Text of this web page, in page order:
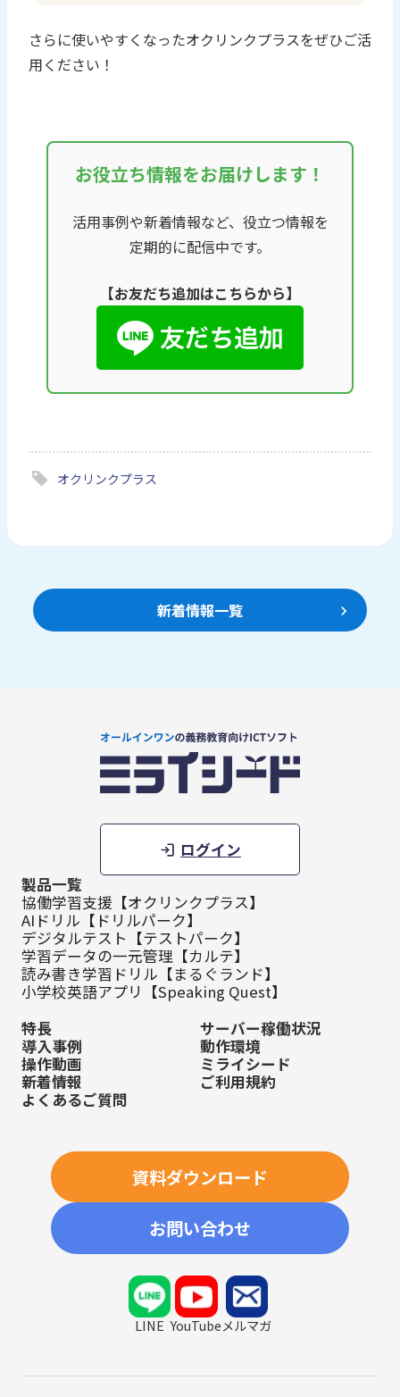
さらに使いやすくなったオクリンクプラスをぜひご活
用ください！
お役立ち情報をお届けします！
活用事例や新着情報など、役立つ情報を
定期的に配信中です。
【お友だち追加はこちらから】
オクリンクプラス
新着情報一覧
ログイン
製品一覧
協働学習支援【オクリンクプラス】
AIドリル【ドリルパーク】
デジタルテスト【テストパーク】
学習データの一元管理【カルテ】
読み書き学習ドリル【まるぐランド】
小学校英語アプリ【Speaking Quest】
特長
導入事例
操作動画
新着情報
よくあるご質問
サーバー稼働状況
動作環境
ミライシード
ご利用規約
資料ダウンロード
お問い合わせ
LINE YouTubeメルマガ